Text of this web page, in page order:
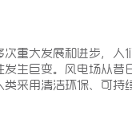
次重大发展和进步，人
发生巨变。风电场从昔
类采用清洁环保、可持